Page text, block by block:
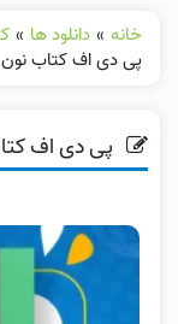
خانه » دانلود ها »
پی دی اف کتاب نون
پی دی اف